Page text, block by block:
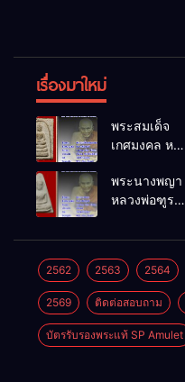
เรื่องมาใหม่
พระสมเด็จ
เกศมงคล หล
โพธิ์นิมิตร
พ.ศ.2512
พระนางพญา
หลวงพ่อฑูรย์
พ.ศ.2512
2562 2563 2564
2569 ติดต่อสอบถาม
บัตรรับรองพระแท้ SP Amulet